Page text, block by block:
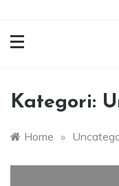
Kategori:
Home »